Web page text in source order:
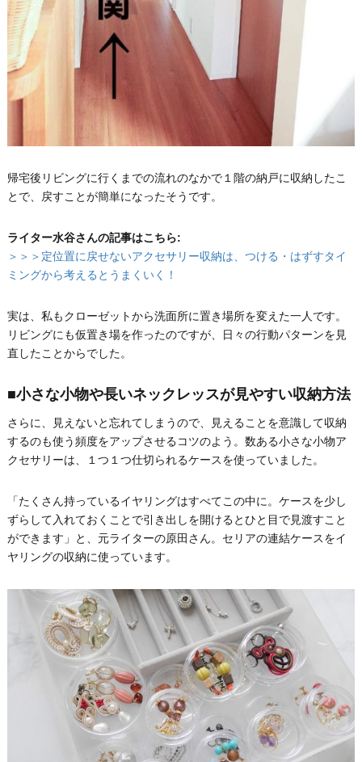
帰宅後リビングに行くまでの流れのなかで１階の納戸に収納したこ
とで、戻すことが簡単になったそうです。
ライター水谷さんの記事はこちら:
＞＞＞定位置に戻せないアクセサリー収納は、つける・はずすタイ
ミングから考えるとうまくいく！
実は、私もクローゼットから洗面所に置き場所を変えた一人です。
リビングにも仮置き場を作ったのですが、日々の行動パターンを見
直したことからでした。
■小さな小物や長いネックレッスが見やすい収納方法
さらに、見えないと忘れてしまうので、見えることを意識して収納
するのも使う頻度をアップさせるコツのよう。数ある小さな小物ア
クセサリーは、１つ１つ仕切られるケースを使っていました。
「たくさん持っているイヤリングはすべてこの中に。ケースを少し
ずらして入れておくことで引き出しを開けるとひと目で見渡すこと
ができます」と、元ライターの原田さん。セリアの連結ケースをイ
ヤリングの収納に使っています。